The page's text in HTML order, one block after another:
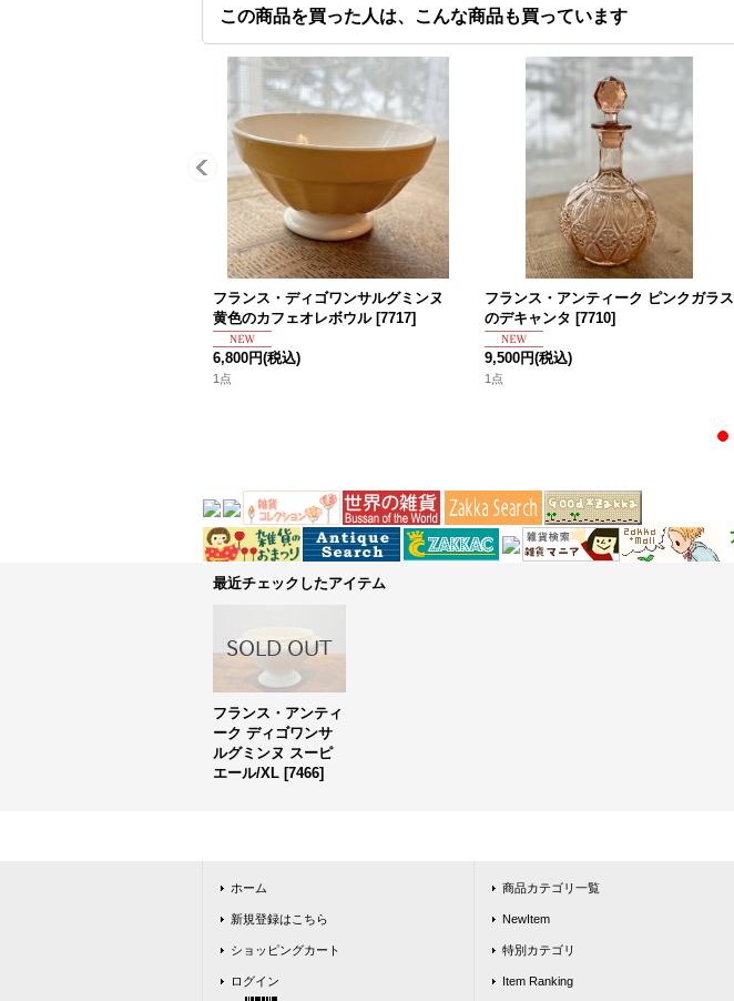
この商品を買った人は、こんな商品も買っています
フランス・ディゴワンサルグミンヌ
黄色のカフェオレボウル [7717]
6,800円(税込)
1点
フランス・アンティーク ピンクガラス
のデキャンタ [7710]
9,500円(税込)
1点
最近チェックしたアイテム
フランス・アンティ
ーク ディゴワンサ
ルグミンヌ スーピ
エール/XL [7466]
ホーム
新規登録はこちら
ショッピングカート
ログイン
商品カテゴリ一覧
NewItem
特別カテゴリ
Item Ranking